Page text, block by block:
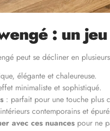
: un
peut se décliner en
élégante et chaleureuse.
minimaliste et sophistiqué.
: parfait pour une touche plus
contemporains et
avec ces nuances pour ne